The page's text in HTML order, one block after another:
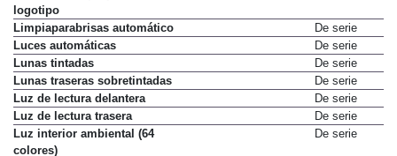
vehículo con proyección del
logotipo
Limpiaparabrisas automático
De serie
Luces automáticas
De serie
Lunas tintadas
De serie
Lunas traseras sobretintadas
De serie
Luz de lectura delantera
De serie
Luz de lectura trasera
De serie
Luz interior ambiental (64